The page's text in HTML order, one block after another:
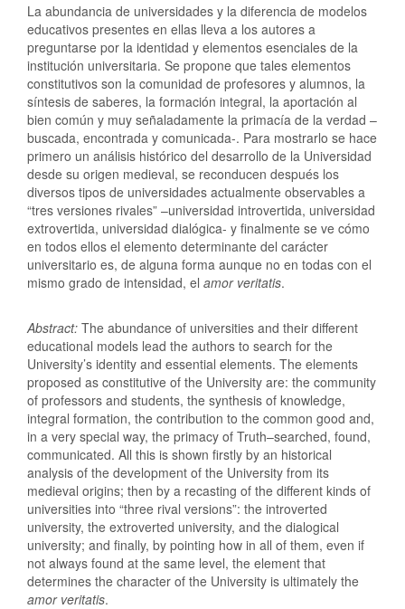
La abundancia de universidades y la diferencia de modelos
educativos presentes en ellas lleva a los autores a
preguntarse por la identidad y elementos esenciales de la
institución universitaria. Se propone que tales elementos
constitutivos son la comunidad de profesores y alumnos, la
síntesis de saberes, la formación integral, la aportación al
bien común y muy señaladamente la primacía de la verdad –
buscada, encontrada y comunicada-. Para mostrarlo se hace
primero un análisis histórico del desarrollo de la Universidad
desde su origen medieval, se reconducen después los
diversos tipos de universidades actualmente observables a
“tres versiones rivales” –universidad introvertida, universidad
extrovertida, universidad dialógica- y finalmente se ve cómo
en todos ellos el elemento determinante del carácter
universitario es, de alguna forma aunque no en todas con el
mismo grado de intensidad, el amor veritatis.
Abstract: The abundance of universities and their different
educational models lead the authors to search for the
University’s identity and essential elements. The elements
proposed as constitutive of the University are: the community
of professors and students, the synthesis of knowledge,
integral formation, the contribution to the common good and,
in a very special way, the primacy of Truth–searched, found,
communicated. All this is shown firstly by an historical
analysis of the development of the University from its
medieval origins; then by a recasting of the different kinds of
universities into “three rival versions”: the introverted
university, the extroverted university, and the dialogical
university; and finally, by pointing how in all of them, even if
not always found at the same level, the element that
determines the character of the University is ultimately the
amor veritatis.